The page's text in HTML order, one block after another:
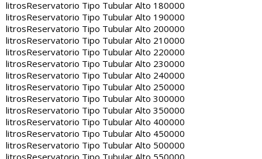
litrosReservatorio Tipo Tubular Alto 180000
litrosReservatorio Tipo Tubular Alto 190000
litrosReservatorio Tipo Tubular Alto 200000
litrosReservatorio Tipo Tubular Alto 210000
litrosReservatorio Tipo Tubular Alto 220000
litrosReservatorio Tipo Tubular Alto 230000
litrosReservatorio Tipo Tubular Alto 240000
litrosReservatorio Tipo Tubular Alto 250000
litrosReservatorio Tipo Tubular Alto 300000
litrosReservatorio Tipo Tubular Alto 350000
litrosReservatorio Tipo Tubular Alto 400000
litrosReservatorio Tipo Tubular Alto 450000
litrosReservatorio Tipo Tubular Alto 500000